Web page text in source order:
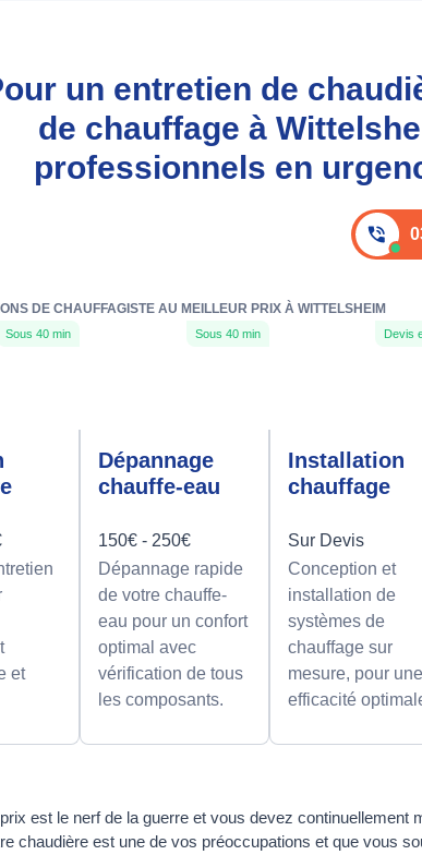
un entretien de
de chauffage à
professionnels en
DE CHAUFFAGISTE AU MEILLEUR PRIX À WITTELSHEIM
Sous 40 min
et
Sous 40 min
Dépannage
chauffe-eau
150€ - 250€
Dépannage rapide
de votre chauffe-
eau pour un confort
optimal avec
vérification de tous
les composants.
Devis
Installation
chauffage
Sur Devis
Conception et
installation de
systèmes de
chauffage sur
mesure, pour une
efficacité
est le nerf de la guerre et vous devez
chaudière est une de vos préoccupations et que vous